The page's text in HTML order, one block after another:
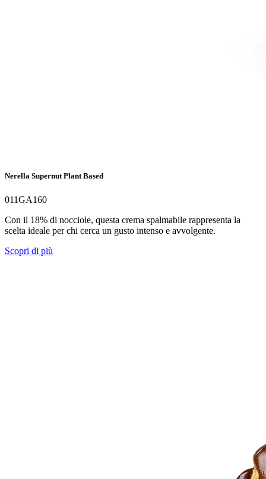
Nerella Supernut Plant Based
011GA160
Con il 18% di nocciole, questa crema spalmabile rappresenta la
scelta ideale per chi cerca un gusto intenso e avvolgente.
Scopri di più